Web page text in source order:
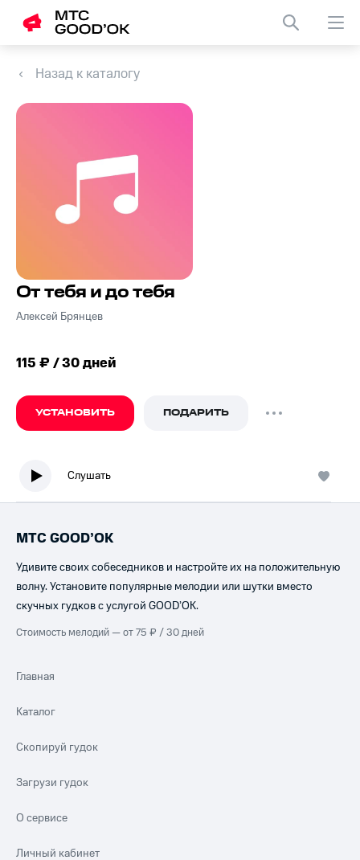
Назад к каталогу
От тебя и до тебя
Алексей Брянцев
115 ₽ / 30 дней
УСТАНОВИТЬ ПОДАРИТЬ
Слушать
МТС GOOD’OK
Удивите своих собеседников и настройте их на положительную
волну. Установите популярные мелодии или шутки вместо
скучных гудков с услугой GOOD’OK.
Стоимость мелодий — от 75 ₽ / 30 дней
Главная
Каталог
Скопируй гудок
Загрузи гудок
О сервисе
Личный кабинет